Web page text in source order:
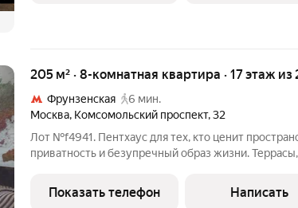
205 м² · 8-комнатная квартира · 17 этаж из
Фрунзенская
6 мин.
Москва, Комсомольский проспект,32
Лот №f4941. Пентхаус для тех, кто ценит
приватность и безупречный образ жизни.
дома, в котором каждый день наполнен светом,
комфортом. Авторский
Показать телефон Написать